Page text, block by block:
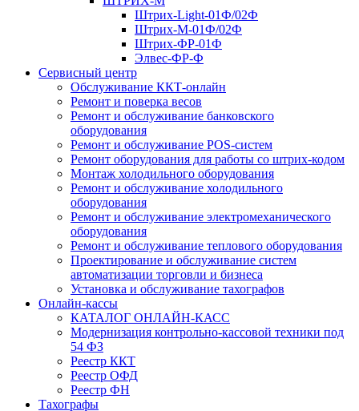
Штрих-Light-01Ф/02Ф
Штрих-М-01Ф/02Ф
Штрих-ФР-01Ф
Элвес-ФР-Ф
Сервисный центр
Обслуживание ККТ-онлайн
Ремонт и поверка весов
Ремонт и обслуживание банковского
оборудования
Ремонт и обслуживание POS-систем
Ремонт оборудования для работы со штрих-кодом
Монтаж холодильного оборудования
Ремонт и обслуживание холодильного
оборудования
Ремонт и обслуживание электромеханического
оборудования
Ремонт и обслуживание теплового оборудования
Проектирование и обслуживание систем
автоматизации торговли и бизнеса
Установка и обслуживание тахографов
Онлайн-кассы
КАТАЛОГ ОНЛАЙН-КАСС
Модернизация контрольно-кассовой техники под
54 ФЗ
Реестр ККТ
Реестр ОФД
Реестр ФН
Тахографы